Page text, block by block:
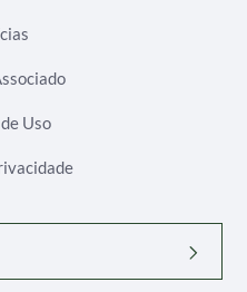
Uso